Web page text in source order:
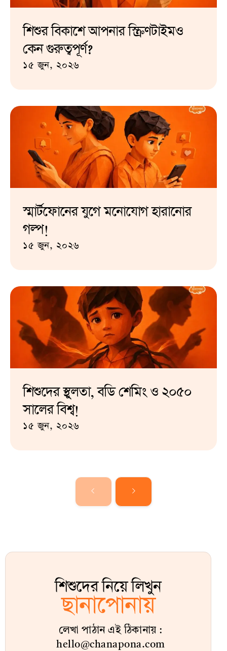
শিশুর বিকাশে আপনার স্ক্রিণটাইমও
কেন গুরুত্বপূর্ণ?
১৫ জুন, ২০২৬
স্মার্টফোনের যুগে মনোযোগ হারানোর
গল্প!
১৫ জুন, ২০২৬
শিশুদের স্থুলতা, বডি শেমিং ও ২০৫০
সালের বিশ্ব!
১৫ জুন, ২০২৬
শিশুদের নিয়ে লিখুন
ছানাপোনায়
লেখা পাঠান এই ঠিকানায় :
hello@chanapona.com